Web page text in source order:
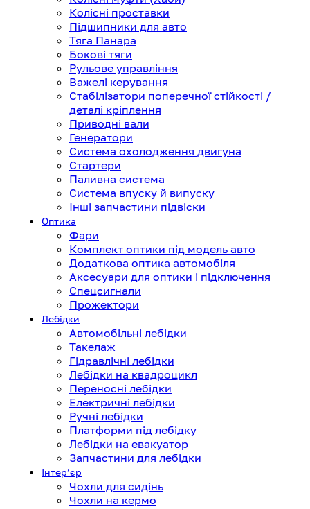
Колісні проставки
Підшипники для авто
Тяга Панара
Бокові тяги
Рульове управління
Важелі керування
Стабілізатори поперечної стійкості /
деталі кріплення
Приводні вали
Генератори
Система охолодження двигуна
Стартери
Паливна система
Система впуску й випуску
Інші запчастини підвіски
Оптика
Фари
Комплект оптики під модель авто
Додаткова оптика автомобіля
Аксесуари для оптики і підключення
Спецсигнали
Прожектори
Лебідки
Автомобільні лебідки
Такелаж
Гідравлічні лебідки
Лебідки на квадроцикл
Переносні лебідки
Електричні лебідки
Ручні лебідки
Платформи під лебідку
Лебідки на евакуатор
Запчастини для лебідки
Інтерʼєр
Чохли для сидінь
Чохли на кермо